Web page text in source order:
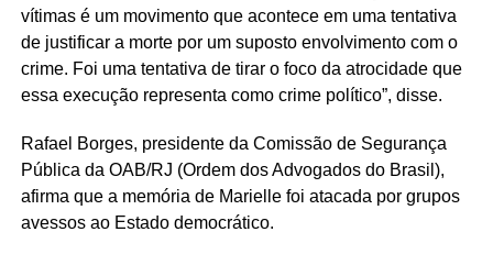
vítimas é um movimento que acontece em uma tentativa
de justificar a morte por um suposto envolvimento com o
crime. Foi uma tentativa de tirar o foco da atrocidade que
essa execução representa como crime político”, disse.
Rafael Borges, presidente da Comissão de Segurança
Pública da OAB/RJ (Ordem dos Advogados do Brasil),
afirma que a memória de Marielle foi atacada por grupos
avessos ao Estado democrático.